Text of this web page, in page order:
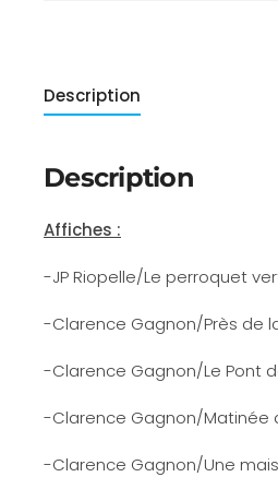
Description
Description
Affiches :
-JP Riopelle/Le perroquet
-Clarence Gagnon/Près de
-Clarence Gagnon/Le Pont
-Clarence Gagnon/Matinée
-Clarence Gagnon/Une